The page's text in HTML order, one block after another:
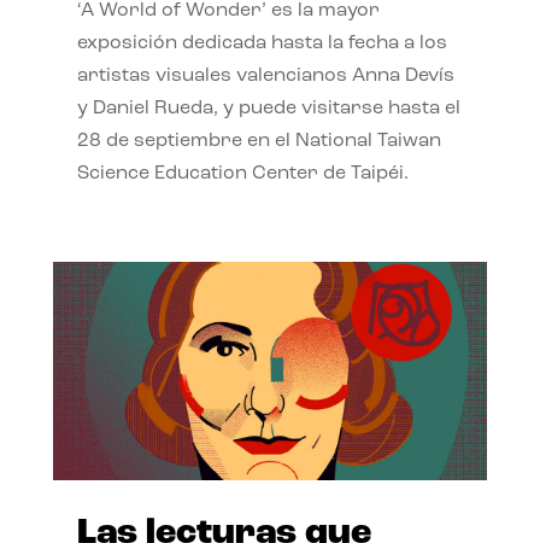
‘A World of Wonder’ es la mayor
exposición dedicada hasta la fecha a los
artistas visuales valencianos Anna Devís
y Daniel Rueda, y puede visitarse hasta el
28 de septiembre en el National Taiwan
Science Education Center de Taipéi.
Las lecturas que